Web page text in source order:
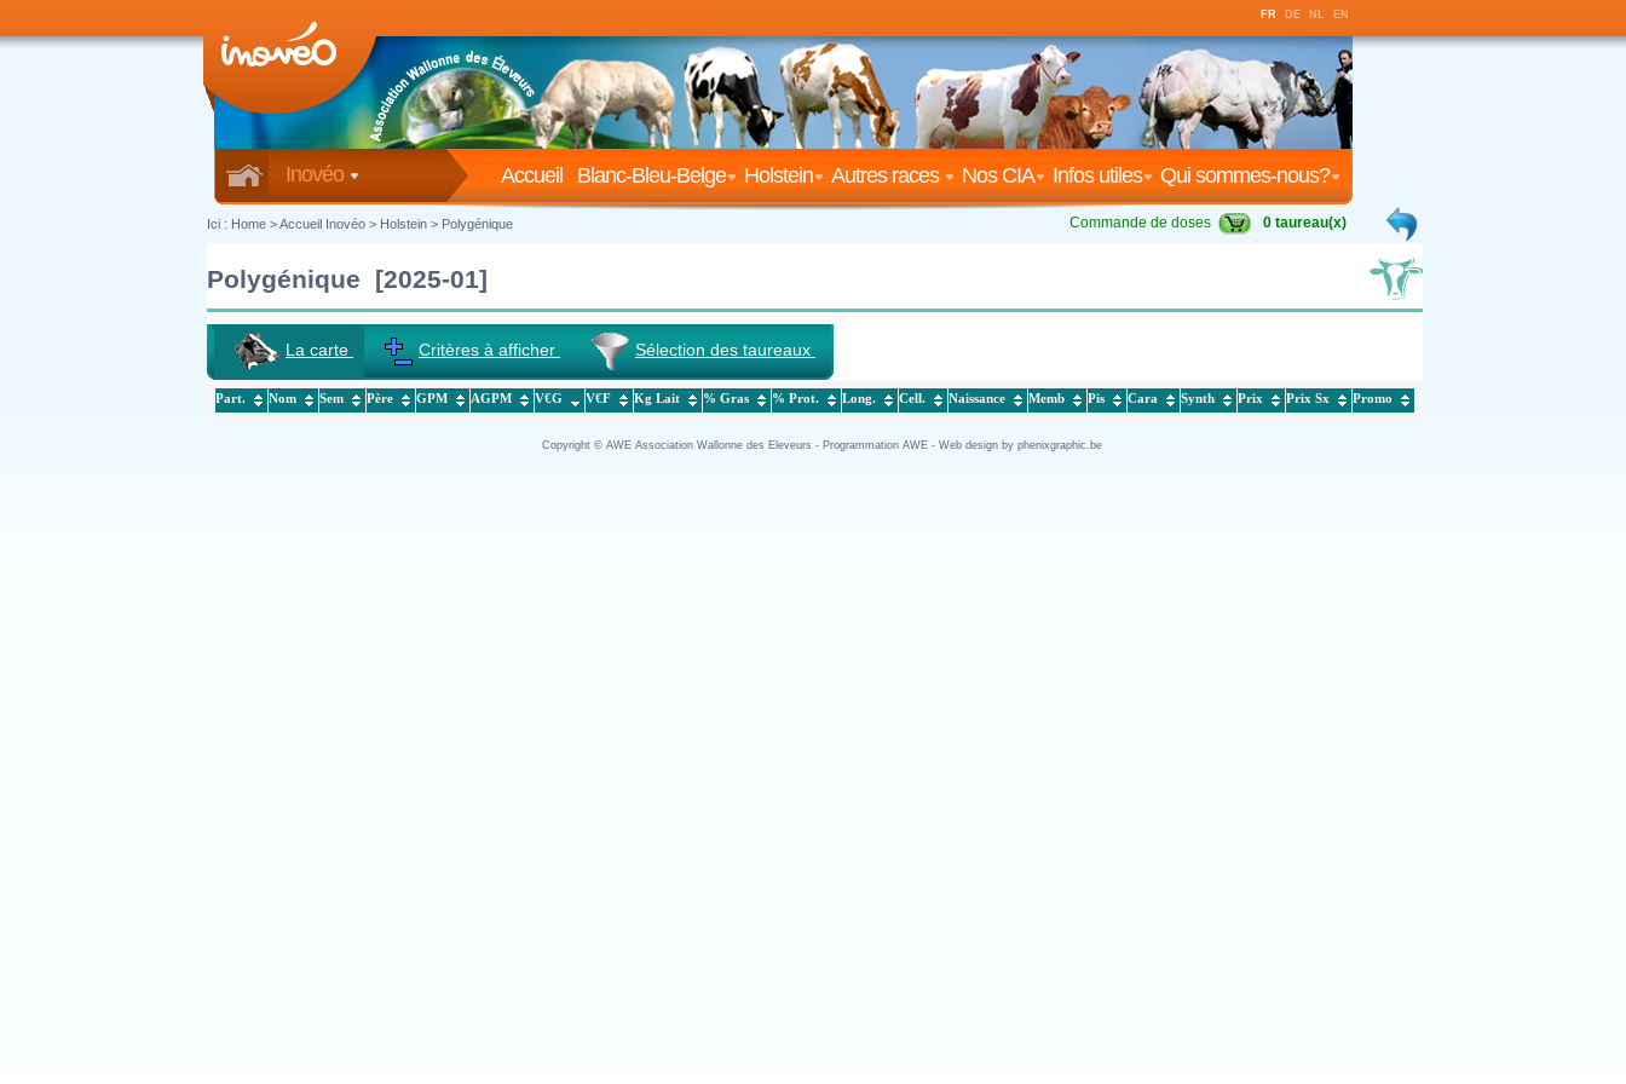
FR DE NL EN
Inovéo Qui sommes-nous?
Infos utiles
Nos CIA
Autres races
Holstein
Blanc-Bleu-Belge
Accueil
Ici : Home >Accueil Inovéo > Holstein > Polygénique Commande de doses 0 taureau(x)
Polygénique [2025-01]
La carte Critères à afficher Sélection des taureaux
Part. Nom Sem Père GPM AGPM V€G V€F Kg Lait % Gras % Prot. Long. Cell. Naissance Memb Pis Cara Synth Prix Prix Sx Promo
Copyright © AWE Association Wallonne des Eleveurs - Programmation AWE - Web design by phenixgraphic.be